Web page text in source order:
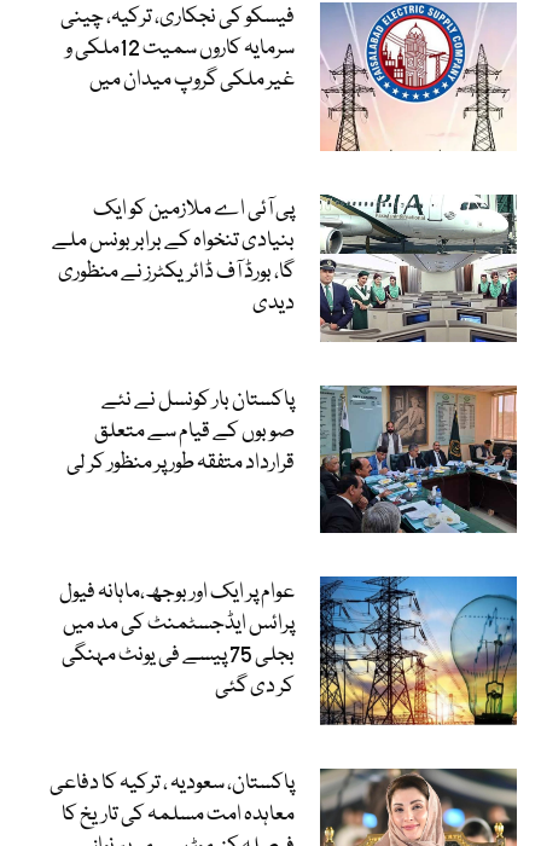
فیسکو کی نجکاری، ترکیہ، چینی
سرمایہ کاروں سمیت 12ملکی و
غیر ملکی گروپ میدان میں
پی آئی اے ملازمین کو ایک
بنیادی تنخواہ کے برابر بونس ملے
گا، بورڈ آف ڈائریکٹرز نے منظوری
دیدی
پاکستان بار کونسل نے نئے
صوبوں کے قیام سے متعلق
قرارداد متفقہ طور پر منظور کر لی
عوام پر ایک اور بوجھ،ماہانہ فیول
پرائس ایڈجسٹمنٹ کی مد میں
بجلی 75 پیسے فی یونٹ مہنگی
کر دی گئی
پاکستان، سعودیہ ، ترکیہ کا دفاعی
معاہدہ امت مسلمہ کی تاریخ کا